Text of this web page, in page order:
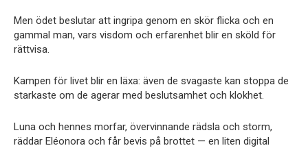
Men ödet beslutar att ingripa genom en skör flicka och en
gammal man, vars visdom och erfarenhet blir en sköld för
rättvisa.
Kampen för livet blir en läxa: även de svagaste kan stoppa de
starkaste om de agerar med beslutsamhet och klokhet.
Luna och hennes morfar, övervinnande rädsla och storm,
räddar Eléonora och får bevis på brottet — en liten digital